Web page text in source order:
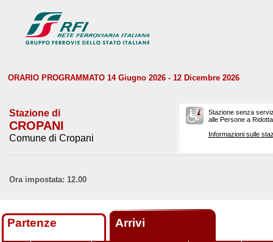
ORARIO PROGRAMMATO 14 Giugno 2026 - 12 Dicembre 2026
Stazione di
CROPANI
Comune di Cropani
Stazione senza
alle Persone a
Informazioni sulle
Ora impostata: 12.00
Partenze Arrivi